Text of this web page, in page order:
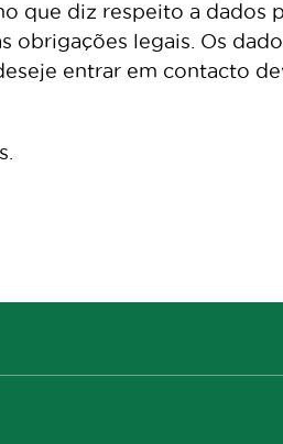
que diz respeito a dados
legais. Os
entrar em contacto